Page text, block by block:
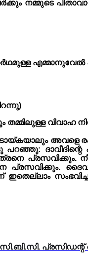
നമ്മുടെ
എമ്മാനുവേൽ
വിവാഹ
അവളെ
പുത്രനെ
പ്രസവിക്കും.